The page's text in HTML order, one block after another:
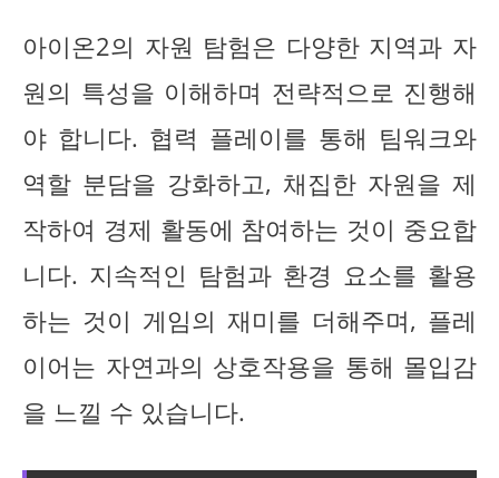
아이온2의 자원 탐험은 다양한 지역과 자
원의 특성을 이해하며 전략적으로 진행해
야 합니다. 협력 플레이를 통해 팀워크와
역할 분담을 강화하고, 채집한 자원을 제
작하여 경제 활동에 참여하는 것이 중요합
니다. 지속적인 탐험과 환경 요소를 활용
하는 것이 게임의 재미를 더해주며, 플레
이어는 자연과의 상호작용을 통해 몰입감
을 느낄 수 있습니다.